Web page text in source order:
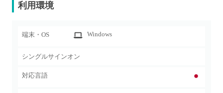
利用環境
端末・OS Windows
シングルサインオン
対応言語